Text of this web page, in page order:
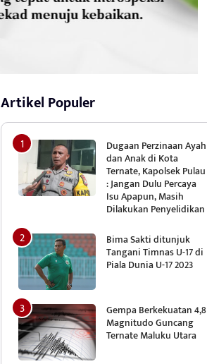
Artikel Populer
Dugaan Perzinaan Ayah
dan Anak di Kota
Ternate, Kapolsek Pulau
: Jangan Dulu Percaya
Isu Apapun, Masih
Dilakukan Penyelidikan
Bima Sakti ditunjuk
Tangani Timnas U-17 di
Piala Dunia U-17 2023
Gempa Berkekuatan 4,8
Magnitudo Guncang
Ternate Maluku Utara